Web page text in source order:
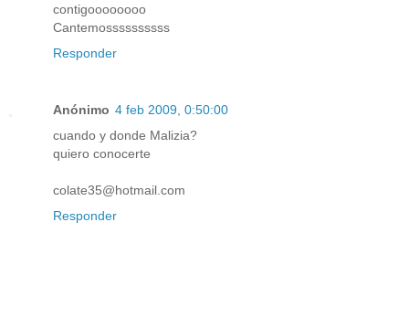
contigoooooooo
Cantemossssssssss
Responder
Anónimo 4 feb 2009, 0:50:00
cuando y donde Malizia?
quiero conocerte
colate35@hotmail.com
Responder